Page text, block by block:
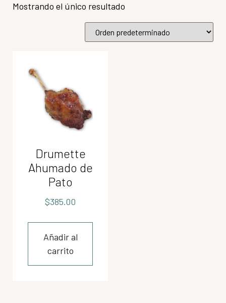
Mostrando el único resultado
Drumette
Ahumado de
Pato
$385.00
Añadir al
carrito